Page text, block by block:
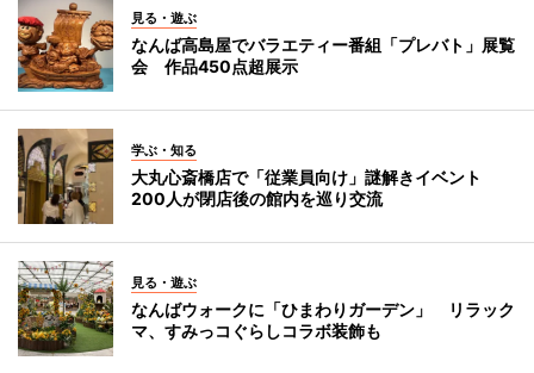
見る・遊ぶ
なんば高島屋でバラエティー番組「プレバト」展覧
会 作品450点超展示
学ぶ・知る
大丸心斎橋店で「従業員向け」謎解きイベント
200人が閉店後の館内を巡り交流
見る・遊ぶ
なんばウォークに「ひまわりガーデン」 リラック
マ、すみっコぐらしコラボ装飾も